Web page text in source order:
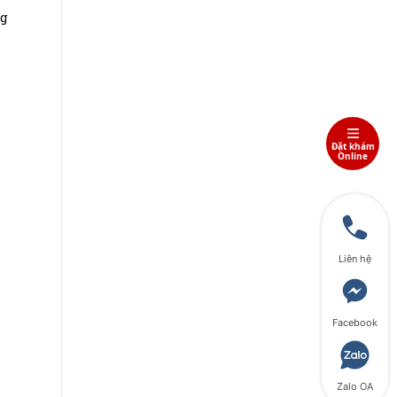
Liên hệ
Facebook
Zalo OA
Đặt khám
Online